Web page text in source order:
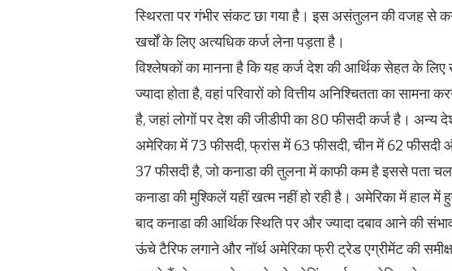
स्थिरता पर गंभीर संकट छा गया है। इस असंतुलन की वजह से
खर्चों के लिए अत्यधिक कर्ज लेना पड़ता है।
विश्लेषकों का मानना है कि यह कर्ज देश की आर्थिक सेहत के
ज्यादा होता है, वहां परिवारों को वित्तीय अनिश्चितता का
है, जहां लोगों पर देश की जीडीपी का 80 फीसदी कर्ज है।
अमेरिका में 73 फीसदी, फ्रांस में 63 फीसदी, चीन में 62 फीसदी
37 फीसदी है, जो कनाडा की तुलना में काफी कम है इससे पता
कनाडा की मुश्किलें यहीं खत्म नहीं हो रही है। अमेरिका में हाल में
बाद कनाडा की आर्थिक स्थिति पर और ज्यादा दबाव आने की
ऊंचे टैरिफ लगाने और नॉर्थ अमेरिका फ्री ट्रेड एग्रीमेंट की